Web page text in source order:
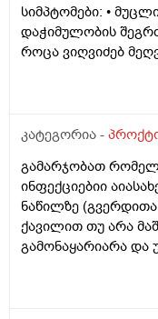
იცის ამისგან
ღამე და კანი
სიმპტომები: •
დაჭიმულობის
როცა ვიღვიძებ
შებერილობაა
რო დავჯდები
წასვლისას
მინდება ბევრი
მიჩნდება. • მუცელი
მხარეს ხან
შემდეგ
კატეგორია -
გამარჯობათ
ინფექციებიი
ნაწილზე
ქავილით თუ არა
გამონაყარიარა და